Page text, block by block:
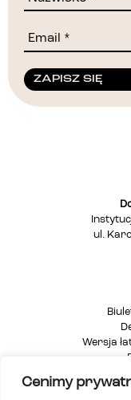
Cenimy
ZAPISZ SIĘ
ul.
Wersja